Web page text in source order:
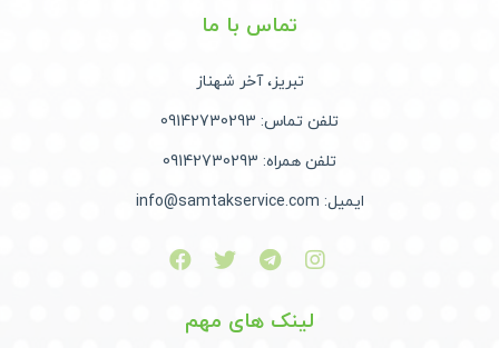
تماس با ما
تبریز، آخر شهناز
تلفن تماس: 09142730293
تلفن همراه: 09142730293
ایمیل: info@samtakservice.com
لینک های مهم